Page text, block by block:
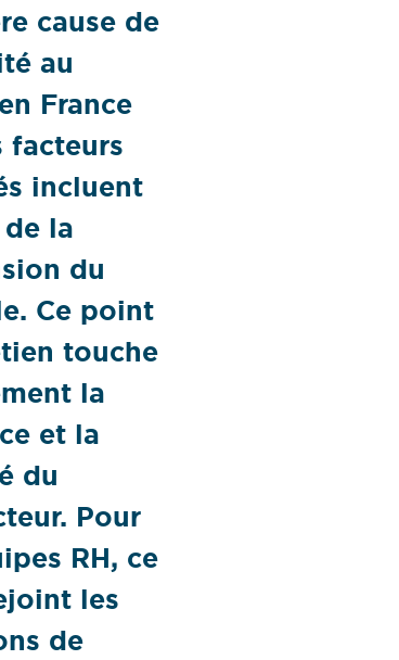
cause de
au
France
facteurs
incluent
de la
du
Ce point
touche
la
et la
du
Pour
RH, ce
les
de